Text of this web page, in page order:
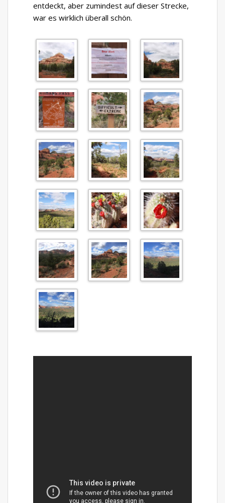
entdeckt, aber zumindest auf dieser Strecke,
war es wirklich überall schön.